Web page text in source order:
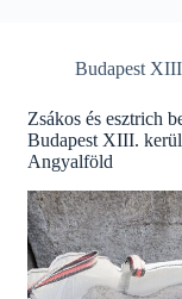
Budapest
Zsákos és esztrich
Budapest XIII.
Angyalföld